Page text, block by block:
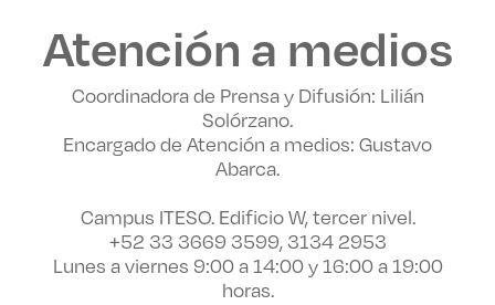
Atención a medios
Coordinadora de Prensa y Difusión: Lilián
Solórzano.
Encargado de Atención a medios: Gustavo
Abarca.
Campus ITESO. Edificio W, tercer nivel.
+52 33 3669 3599, 3134 2953
Lunes a viernes 9:00 a 14:00 y 16:00 a 19:00
horas.